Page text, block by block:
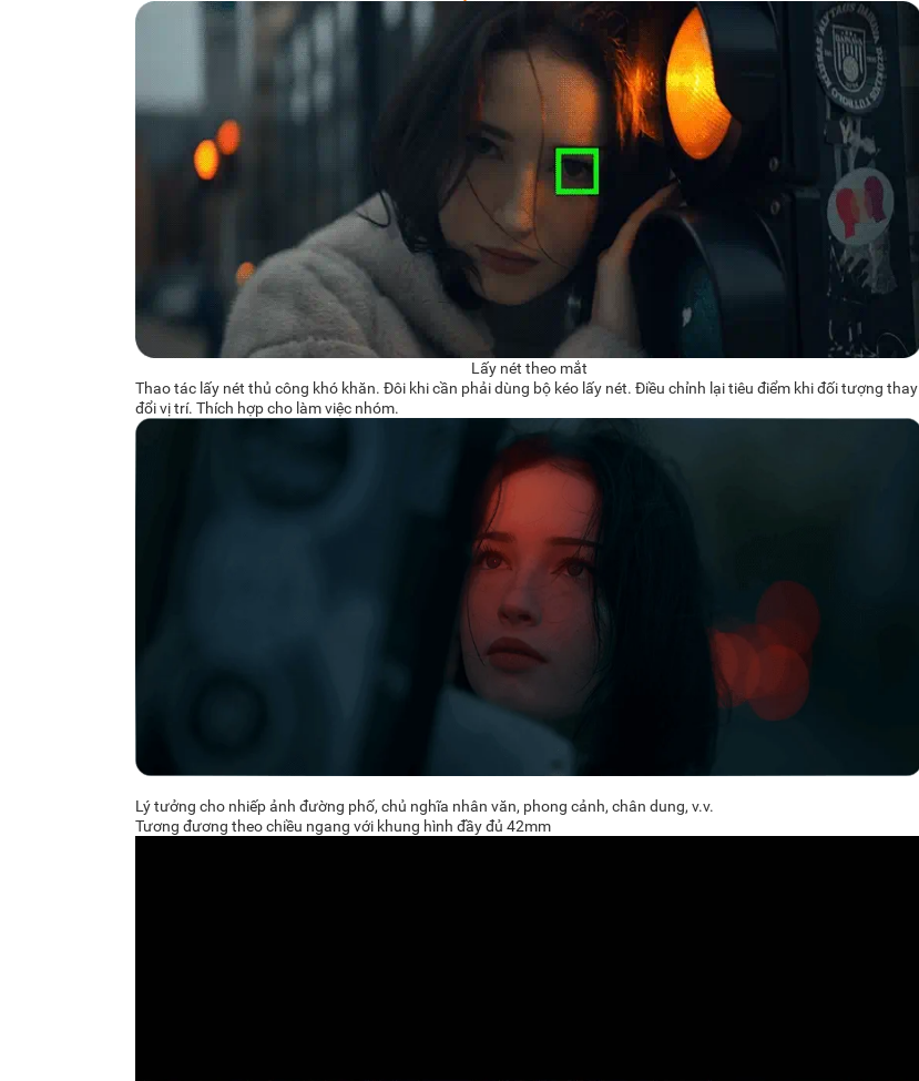
Lấy nét theo mắt
Thao tác lấy nét thủ công khó khăn. Đôi khi cần phải dùng bộ kéo lấy nét. Điều chỉnh lại tiêu điểm khi đối tượng thay
đổi vị trí. Thích hợp cho làm việc nhóm.
Lý tưởng cho nhiếp ảnh đường phố, chủ nghĩa nhân văn, phong cảnh, chân dung, v.v.
Tương đương theo chiều ngang với khung hình đầy đủ 42mm